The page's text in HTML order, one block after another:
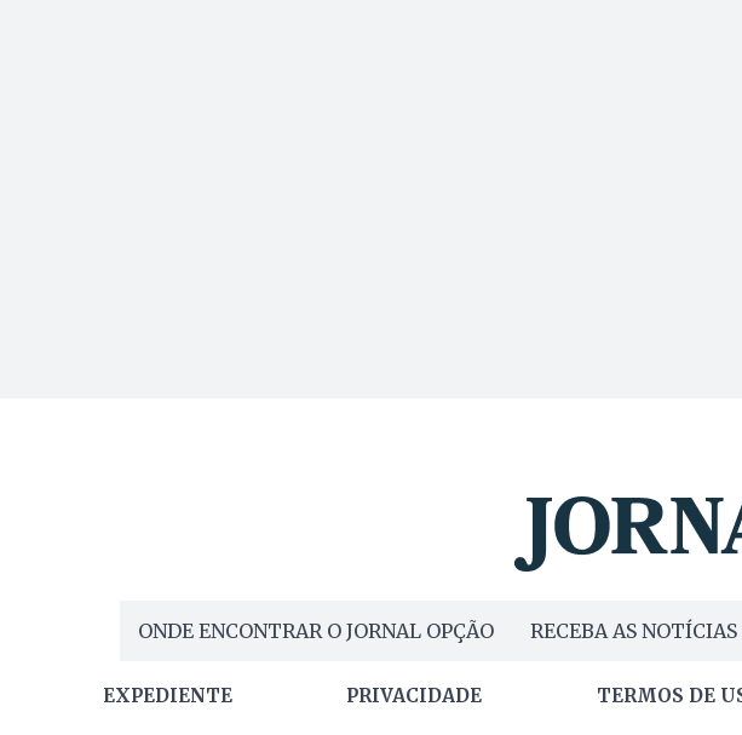
ONDE ENCONTRAR O JORNAL OPÇÃO RECEBA AS
EXPEDIENTE PRIVACIDADE TERMOS DE